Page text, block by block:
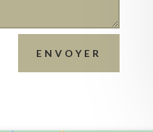
ENVOYER